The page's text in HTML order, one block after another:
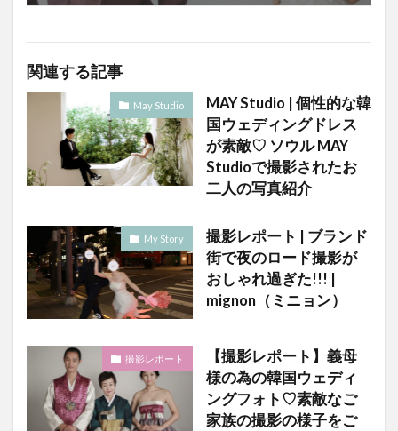
関連する記事
May Studio
MAY Studio | 個性的な韓
国ウェディングドレス
が素敵♡ ソウル MAY
Studioで撮影されたお
二人の写真紹介
My Story
撮影レポート | ブランド
街で夜のロード撮影が
おしゃれ過ぎた!!! |
mignon（ミニョン）
撮影レポート
【撮影レポート】義母
様の為の韓国ウェディ
ングフォト♡素敵なご
家族の撮影の様子をご